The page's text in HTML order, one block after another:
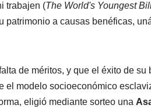
trabajen (The World's Youngest
patrimonio a causas benéficas,
de méritos, y que el éxito de su
el modelo socioeconómico
eligió mediante sorteo una